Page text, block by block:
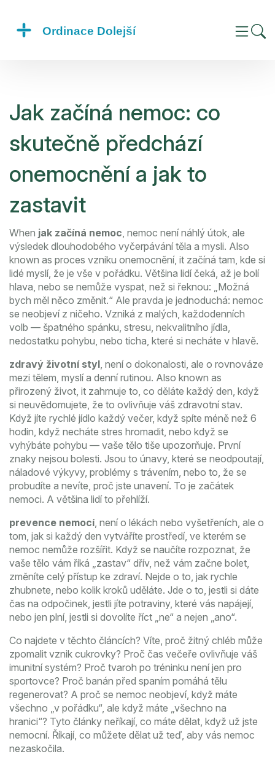
Jak začíná nemoc: co
skutečně předchází
onemocnění a jak to
zastavit
When jak začíná nemoc, nemoc není náhlý útok, ale
výsledek dlouhodobého vyčerpávání těla a mysli. Also
known as proces vzniku onemocnění, it začíná tam, kde si
lidé myslí, že je vše v pořádku. Většina lidí čeká, až je bolí
hlava, nebo se nemůže vyspat, než si řeknou: „Možná
bych měl něco změnit.“ Ale pravda je jednoduchá: nemoc
se neobjeví z ničeho. Vzniká z malých, každodenních
volb — špatného spánku, stresu, nekvalitního jídla,
nedostatku pohybu, nebo ticha, které si necháte v hlavě.
zdravý životní styl, není o dokonalosti, ale o rovnováze
mezi tělem, myslí a denní rutinou. Also known as
přirozený život, it zahrnuje to, co děláte každý den, když
si neuvědomujete, že to ovlivňuje váš zdravotní stav.
Když jíte rychlé jídlo každý večer, když spíte méně než 6
hodin, když necháte stres hromadit, nebo když se
vyhýbáte pohybu — vaše tělo tiše upozorňuje. První
znaky nejsou bolesti. Jsou to únavy, které se neodpoutají,
náladové výkyvy, problémy s trávením, nebo to, že se
probudíte a nevíte, proč jste unavení. To je začátek
nemoci. A většina lidí to přehlíží.
prevence nemocí, není o lékách nebo vyšetřeních, ale o
tom, jak si každý den vytváříte prostředí, ve kterém se
nemoc nemůže rozšířit. Když se naučíte rozpoznat, že
vaše tělo vám říká „zastav“ dřív, než vám začne bolet,
změníte celý přístup ke zdraví. Nejde o to, jak rychle
zhubnete, nebo kolik kroků uděláte. Jde o to, jestli si dáte
čas na odpočinek, jestli jíte potraviny, které vás napájejí,
nebo jen plní, jestli si dovolíte říct „ne“ a nejen „ano“.
Co najdete v těchto článcích? Víte, proč žitný chléb může
zpomalit vznik cukrovky? Proč čas večeře ovlivňuje váš
imunitní systém? Proč tvaroh po tréninku není jen pro
sportovce? Proč banán před spaním pomáhá tělu
regenerovat? A proč se nemoc neobjeví, když máte
všechno „v pořádku“, ale když máte „všechno na
hranici“? Tyto články neříkají, co máte dělat, když už jste
nemocní. Říkají, co můžete dělat už teď, aby vás nemoc
nezaskočila.